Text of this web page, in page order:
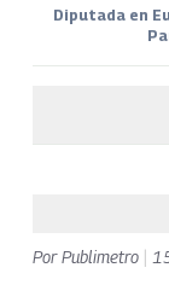
Diputada en
PorPublimetro